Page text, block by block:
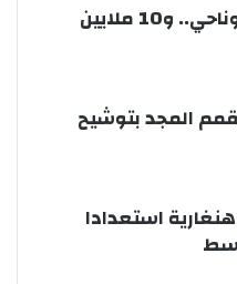
برشلونة يعيد فتح ملف أوناحي.. و10 ملايين
المجد بتوشيح
استعدادا